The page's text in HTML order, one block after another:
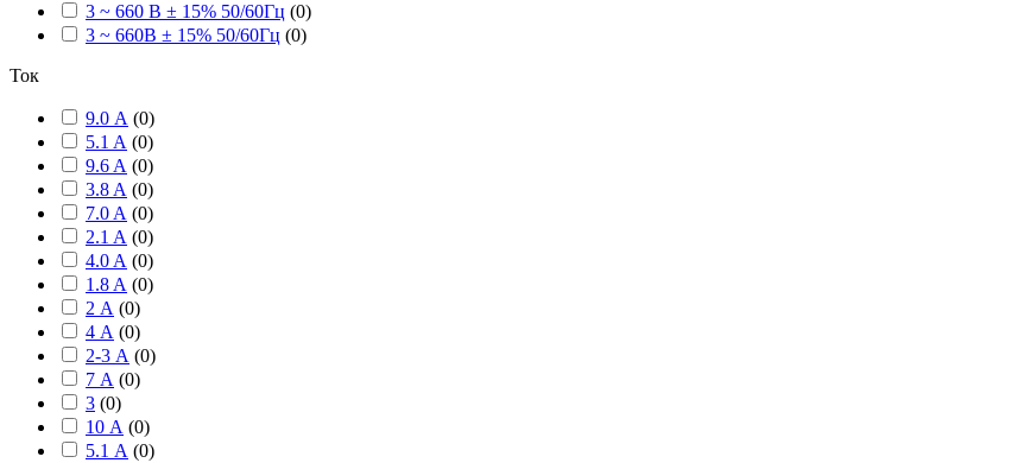
3 ~ 660 В ± 15% 50/60Гц (0)
3 ~ 660В ± 15% 50/60Гц (0)
Ток
9.0 А (0)
5.1 A (0)
9.6 A (0)
3.8 A (0)
7.0 A (0)
2.1 A (0)
4.0 A (0)
1.8 A (0)
2 А (0)
4 А (0)
2-3 А (0)
7 А (0)
3 (0)
10 А (0)
5.1 А (0)